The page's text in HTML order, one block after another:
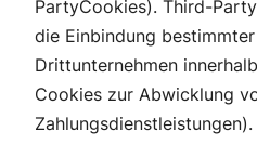
PartyCookies). Third-
die Einbindung
Drittunternehmen
Cookies zur Abwicklung
Zahlungsdienstleistungen).